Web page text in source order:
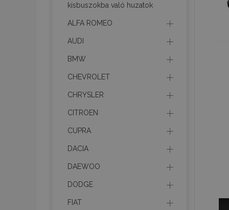
kisbuszokba való huzatok
ALFA ROMEO
AUDI
BMW
CHEVROLET
CHRYSLER
CITROEN
CUPRA
DACIA
DAEWOO
DODGE
FIAT